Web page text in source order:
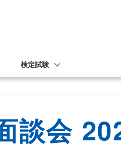
検定試験
談会